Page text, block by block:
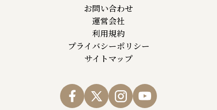
お問い合わせ
運営会社
利用規約
プライバシーポリシー
サイトマップ